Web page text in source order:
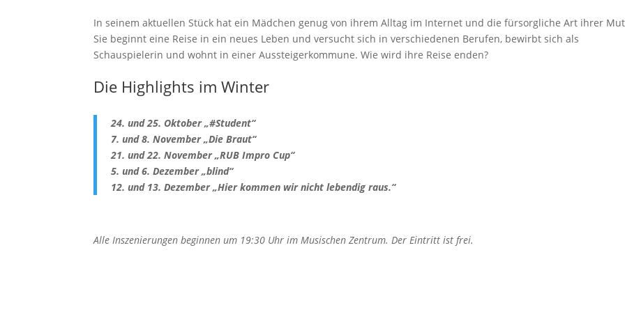
In seinem aktuellen Stück hat ein Mädchen genug von ihrem Alltag im Internet und die fürsorgliche Art ihrer
Sie beginnt eine Reise in ein neues Leben und versucht sich in verschiedenen Berufen, bewirbt sich als
Schauspielerin und wohnt in einer Aussteigerkommune. Wie wird ihre Reise enden?
Die Highlights im Winter
24. und 25. Oktober „#Student“
7. und 8. November „Die Braut“
21. und 22. November „RUB Impro Cup“
5. und 6. Dezember „blind“
12. und 13. Dezember „Hier kommen wir nicht lebendig raus.“
Alle Inszenierungen beginnen um 19:30 Uhr im Musischen Zentrum. Der Eintritt ist frei.